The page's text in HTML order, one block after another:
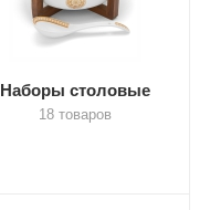
Наборы столовые
18 товаров